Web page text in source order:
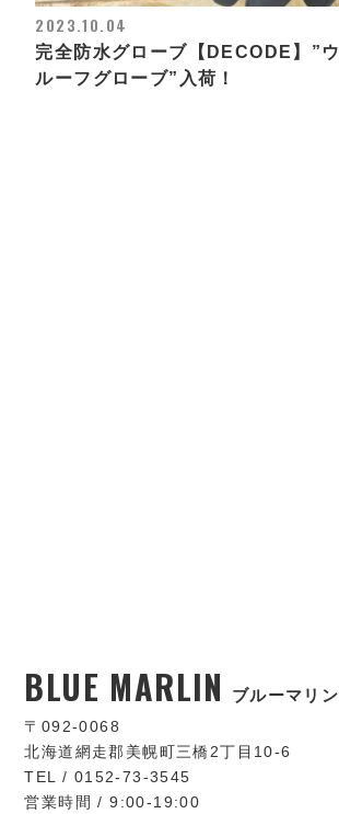
2023.10.04
完全防水グローブ【DECODE】”
ルーフグローブ”入荷！
BLUE MARLIN ブルーマリン
〒092-0068
北海道網走郡美幌町三橋2丁目10-6
TEL / 0152-73-3545
営業時間 / 9:00-19:00